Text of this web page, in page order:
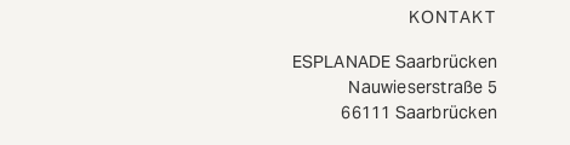
KONTAKT
ESPLANADE Saarbrücken
Nauwieserstraße 5
66111 Saarbrücken